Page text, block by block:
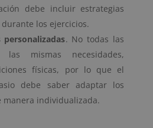
debe incluir estrategias
los ejercicios.
. No todas las
las mismas necesidades,
físicas, por lo que el
debe saber adaptar los
manera individualizada.